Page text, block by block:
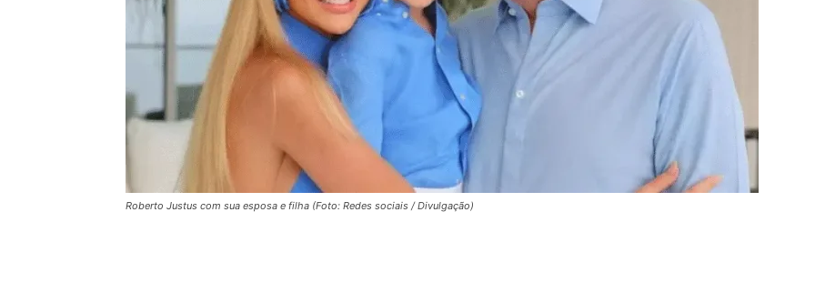
Roberto Justus com sua esposa e filha (Foto: Redes sociais / Divulgação)